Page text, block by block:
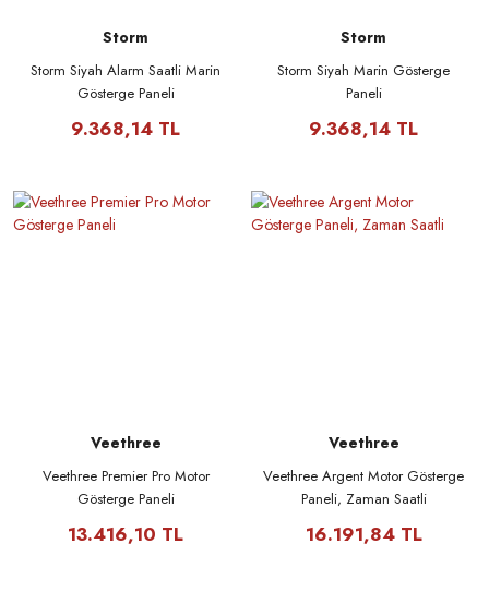
Storm
Storm Siyah Alarm Saatli Marin
Gösterge Paneli
9.368,14 TL
Storm
Storm Siyah Marin Gösterge
Paneli
9.368,14 TL
Veethree
Veethree Premier Pro Motor
Gösterge Paneli
13.416,10 TL
Veethree
Veethree Argent Motor Gösterge
Paneli, Zaman Saatli
16.191,84 TL